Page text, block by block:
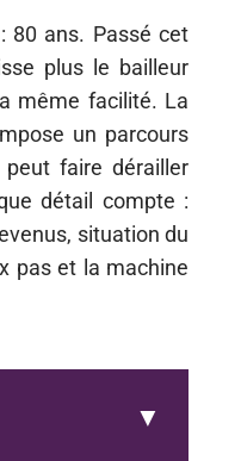
80 ans. Passé cet
plus le bailleur
même facilité. La
un parcours
faire dérailler
détail compte :
situation du
pas et la machine